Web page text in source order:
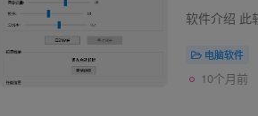
电脑软件
10个月前